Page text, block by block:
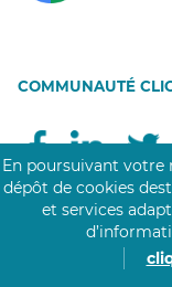
COMMUNAUTÉ
Notre réseau de 200 000
En poursuivant votre
dépôt de cookies
et services